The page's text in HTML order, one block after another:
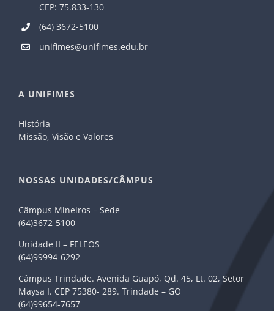
CEP: 75.833-130
(64) 3672-5100
unifimes@unifimes.edu.br
A UNIFIMES
História
Missão, Visão e Valores
NOSSAS UNIDADES/CÂMPUS
Câmpus Mineiros – Sede
(64)3672-5100
Unidade II – FELEOS
(64)99994-6292
Câmpus Trindade. Avenida Guapó, Qd. 45, Lt. 02, Setor
Maysa I. CEP 75380- 289. Trindade – GO
(64)99654-7657